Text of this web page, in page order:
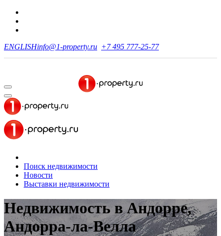
ENGLISHinfo@1-property.ru +7 495 777-25-77
Поиск недвижимости
Новости
Выставки недвижимости
Недвижимость в Андорре,
Андорра-ла-Велла